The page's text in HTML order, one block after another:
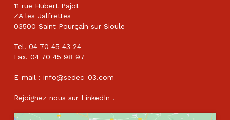
11 rue Hubert Pajot
ZA les Jalfrettes
03500 Saint Pourçain sur Sioule
Tel. 04 70 45 43 24
Fax. 04 70 45 98 97
E-mail : info@sedec-03.com
Rejoignez nous sur LinkedIn !